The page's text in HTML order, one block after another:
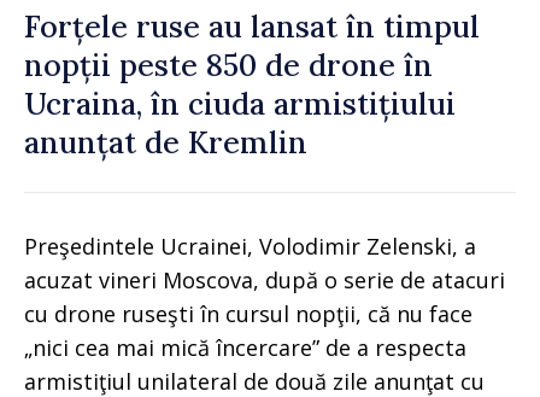
Forțele ruse au lansat în timpul
nopții peste 850 de drone în
Ucraina, în ciuda armistițiului
anunțat de Kremlin
Preşedintele Ucrainei, Volodimir Zelenski, a
acuzat vineri Moscova, după o serie de atacuri
cu drone ruseşti în cursul nopţii, că nu face
„nici cea mai mică încercare” de a respecta
armistiţiul unilateral de două zile anunţat cu